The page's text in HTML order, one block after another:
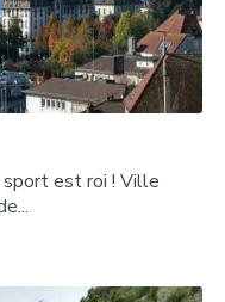
sport est roi ! Ville